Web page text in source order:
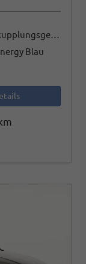
Doppelkupplungsgetriebe (DSG)
Blau